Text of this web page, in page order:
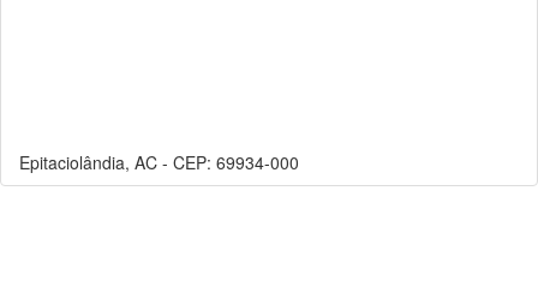
Epitaciolândia, AC - CEP: 69934-000